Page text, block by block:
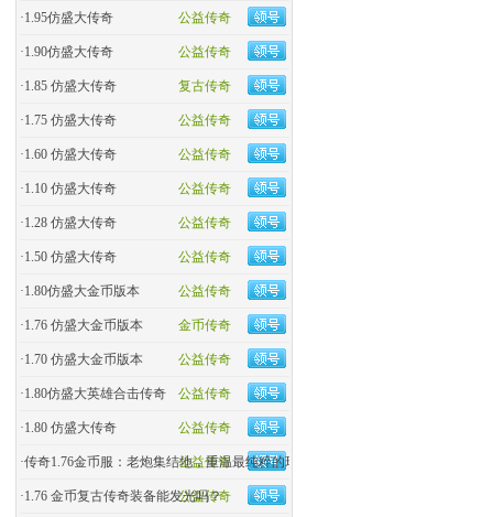
公益传奇
·1.95仿盛大传奇
公益传奇
·1.90仿盛大传奇
复古传奇
·1.85 仿盛大传奇
公益传奇
·1.75 仿盛大传奇
公益传奇
·1.60 仿盛大传奇
公益传奇
·1.10 仿盛大传奇
公益传奇
·1.28 仿盛大传奇
公益传奇
·1.50 仿盛大传奇
公益传奇
·1.80仿盛大金币版本
金币传奇
·1.76 仿盛大金币版本
公益传奇
·1.70 仿盛大金币版本
公益传奇
·1.80仿盛大英雄合击传奇
公益传奇
·1.80 仿盛大传奇
公益传奇
·传奇1.76金币服：老炮集结地，重温最纯粹的玛法热血！
公益传奇
·1.76 金币复古传奇装备能发光吗？